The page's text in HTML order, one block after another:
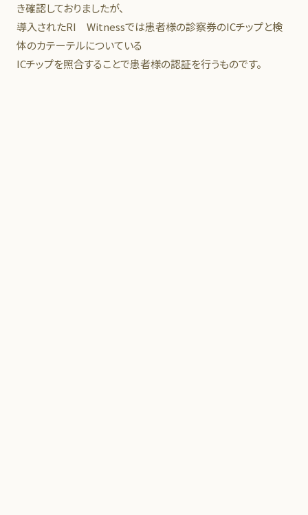
き確認しておりましたが、
導入されたRI Witnessでは患者様の診察券のICチップと検
体のカテーテルについている
ICチップを照合することで患者様の認証を行うものです。